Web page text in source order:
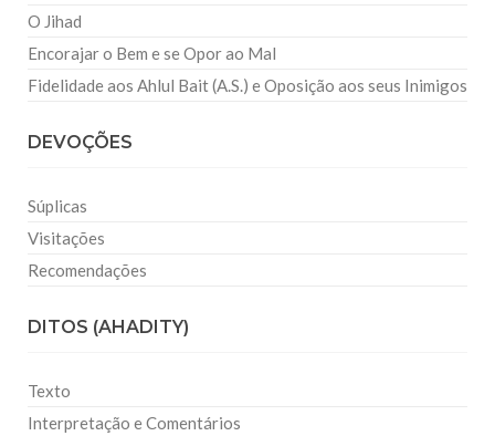
O Jihad
Encorajar o Bem e se Opor ao Mal
Fidelidade aos Ahlul Bait (A.S.) e Oposição aos seus Inimigos
DEVOÇÕES
Súplicas
Visitações
Recomendações
DITOS (AHADITY)
Texto
Interpretação e Comentários